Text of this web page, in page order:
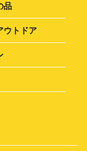
品
ウトドア